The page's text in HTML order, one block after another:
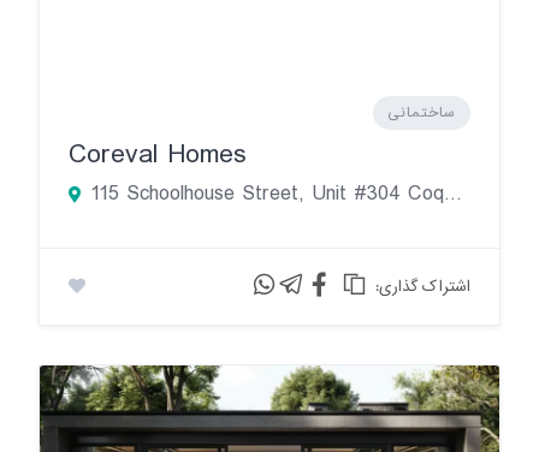
ساختمانی
Coreval Homes
115 Schoolhouse Street, Unit #304 Coquitlam, BC V3K 6V9
:اشتراک گذاری